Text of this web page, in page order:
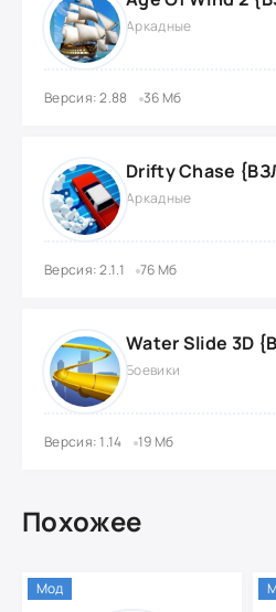
Аркадные
Версия: 2.88 36 Мб
Drifty Chase
Аркадные
Версия: 2.1.1 76 Мб
Water Slide 3D
Боевики
Версия: 1.14 19 Мб
Похожее
Мод